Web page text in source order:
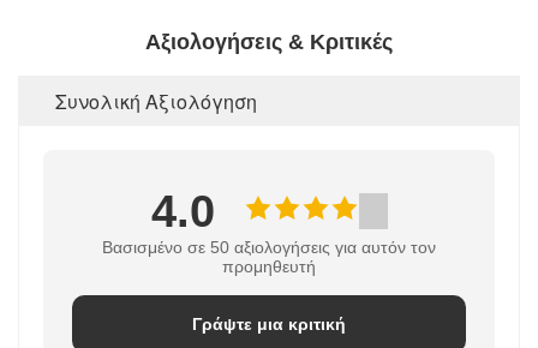
Αξιολογήσεις & Κριτικές
Συνολική Αξιολόγηση
4.0
Βασισμένο σε 50 αξιολογήσεις για αυτόν τον
προμηθευτή
Γράψτε μια κριτική